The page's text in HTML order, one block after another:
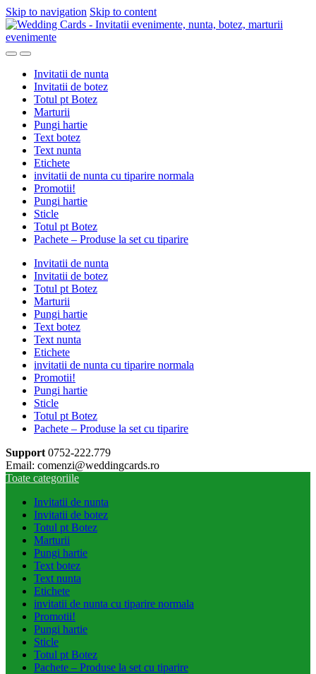
Skip to navigation Skip to content
Invitatii de nunta
Invitatii de botez
Totul pt Botez
Marturii
Pungi hartie
Text botez
Text nunta
Etichete
invitatii de nunta cu tiparire normala
Promotii!
Pungi hartie
Sticle
Totul pt Botez
Pachete – Produse la set cu tiparire
Invitatii de nunta
Invitatii de botez
Totul pt Botez
Marturii
Pungi hartie
Text botez
Text nunta
Etichete
invitatii de nunta cu tiparire normala
Promotii!
Pungi hartie
Sticle
Totul pt Botez
Pachete – Produse la set cu tiparire
Support 0752-222.779
Email: comenzi@weddingcards.ro
Toate categoriile
Invitatii de nunta
Invitatii de botez
Totul pt Botez
Marturii
Pungi hartie
Text botez
Text nunta
Etichete
invitatii de nunta cu tiparire normala
Promotii!
Pungi hartie
Sticle
Totul pt Botez
Pachete – Produse la set cu tiparire